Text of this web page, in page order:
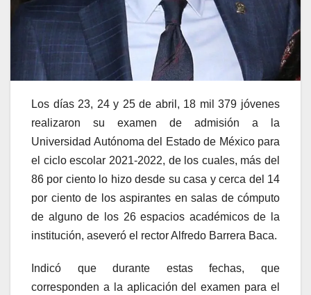
Los días 23, 24 y 25 de abril, 18 mil 379 jóvenes
realizaron su examen de admisión a la
Universidad Autónoma del Estado de México para
el ciclo escolar 2021-2022, de los cuales, más del
86 por ciento lo hizo desde su casa y cerca del 14
por ciento de los aspirantes en salas de cómputo
de alguno de los 26 espacios académicos de la
institución, aseveró el rector Alfredo Barrera Baca.
Indicó que durante estas fechas, que
corresponden a la aplicación del examen para el